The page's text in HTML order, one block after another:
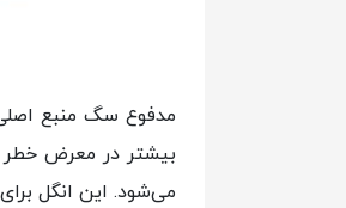
مدفوع سگ منبع
بیشتر در معرض خطر
می‌شود. این انگل